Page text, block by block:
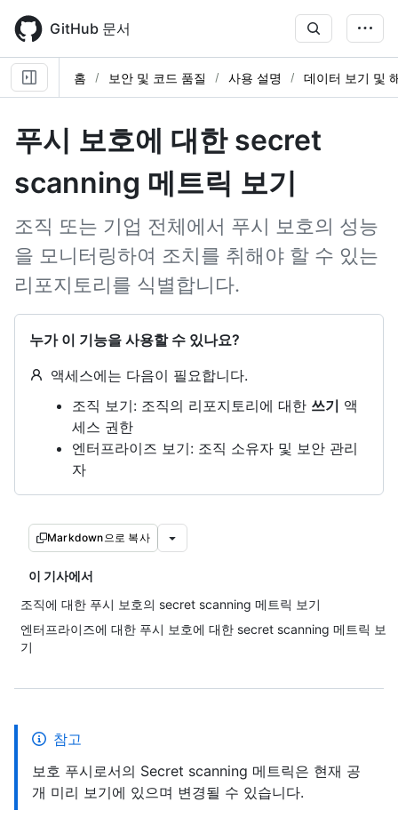
main
content
GitHub 문서
홈 보안 및 코드 품질 사용 설명 데이터 보기 및
푸시 보호에 대한 secret
scanning 메트릭 보기
조직 또는 기업 전체에서 푸시 보호의 성능
을 모니터링하여 조치를 취해야 할 수 있는
리포지토리를 식별합니다.
누가 이 기능을 사용할 수 있나요?
액세스에는 다음이 필요합니다.
조직 보기: 조직의 리포지토리에 대한 쓰기 액
세스 권한
엔터프라이즈 보기: 조직 소유자 및 보안 관리
자
Markdown으로 복사
이 기사에서
조직에 대한 푸시 보호의 secret scanning 메트릭 보기
엔터프라이즈에 대한 푸시 보호에 대한 secret scanning 메트릭 보
기
참고
보호 푸시로서의 Secret scanning 메트릭은 현재 공
개 미리 보기에 있으며 변경될 수 있습니다.